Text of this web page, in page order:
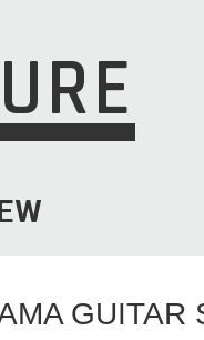
GUITAR